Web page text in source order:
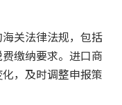
关法律法规，包括
缴纳要求。进口商
，及时调整申报策